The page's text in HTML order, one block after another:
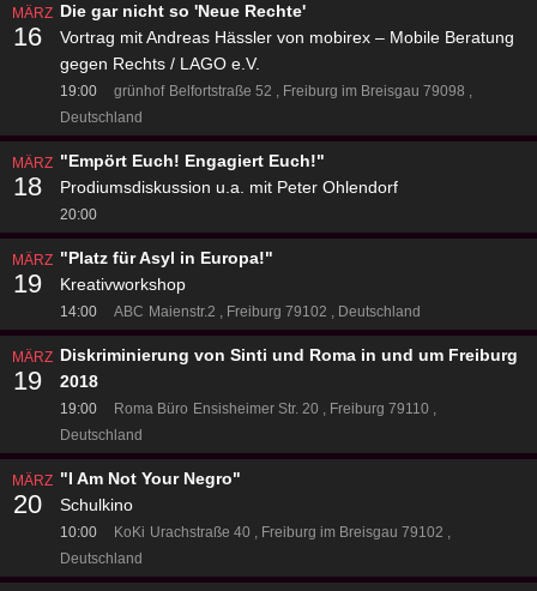
MÄRZ
16
Die gar nicht so 'Neue Rechte'
Vortrag mit Andreas Hässler von mobirex – Mobile Beratung
gegen Rechts / LAGO e.V.
19:00 grünhof Belfortstraße 52
Freiburg im Breisgau 79098
Deutschland
MÄRZ
18
"Empört Euch! Engagiert Euch!"
Prodiumsdiskussion u.a. mit Peter Ohlendorf
20:00
MÄRZ
19
"Platz für Asyl in Europa!"
Kreativworkshop
14:00 ABC Maienstr.2 Freiburg 79102 Deutschland
MÄRZ
19
Diskriminierung von Sinti und Roma in und um Freiburg
2018
19:00 Roma Büro Ensisheimer Str. 20
Freiburg 79110
Deutschland
MÄRZ
20
"I Am Not Your Negro"
Schulkino
10:00 KoKi Urachstraße 40
Freiburg im Breisgau 79102
Deutschland